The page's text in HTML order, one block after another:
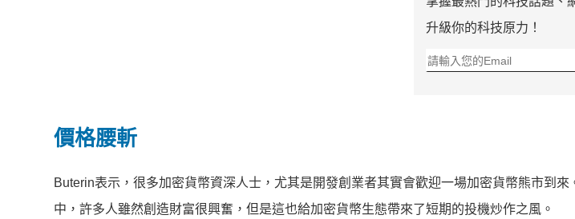
升級你的科技原力！
價格腰斬
Buterin表示，很多加密貨幣資深人士，尤其是開發創業者其實會歡迎一場加密貨幣熊市到
中，許多人雖然創造財富很興奮，但是這也給加密貨幣生態帶來了短期的投機炒作之風。